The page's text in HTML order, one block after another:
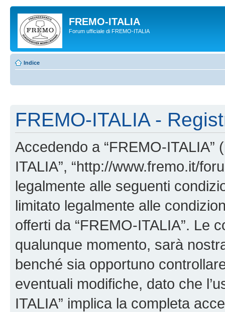
FREMO-ITALIA
Forum ufficiale di FREMO-ITALIA
Indice
FREMO-ITALIA -
Accedendo a “FREMO-ITALIA”
ITALIA”, “http://www.fremo.it/
legalmente alle seguenti
limitato legalmente alle
offerti da “FREMO-ITALIA”. Le
qualunque momento, sarà
benché sia opportuno
eventuali modifiche, dato che
ITALIA” implica la completa